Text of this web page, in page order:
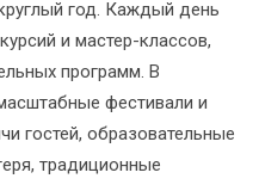
год. Каждый день
и мастер-классов,
программ. В
фестивали и
гостей, образовательные
традиционные